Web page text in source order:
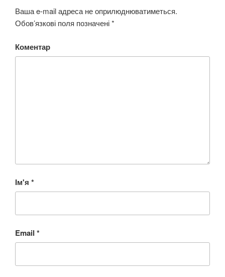
Ваша e-mail адреса не оприлюднюватиметься.
Обов’язкові поля позначені*
Коментар
Ім'я *
Email *